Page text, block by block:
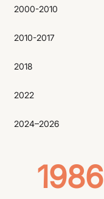
2000-2010
2010-2017
2018
2022
2024–2026
1986